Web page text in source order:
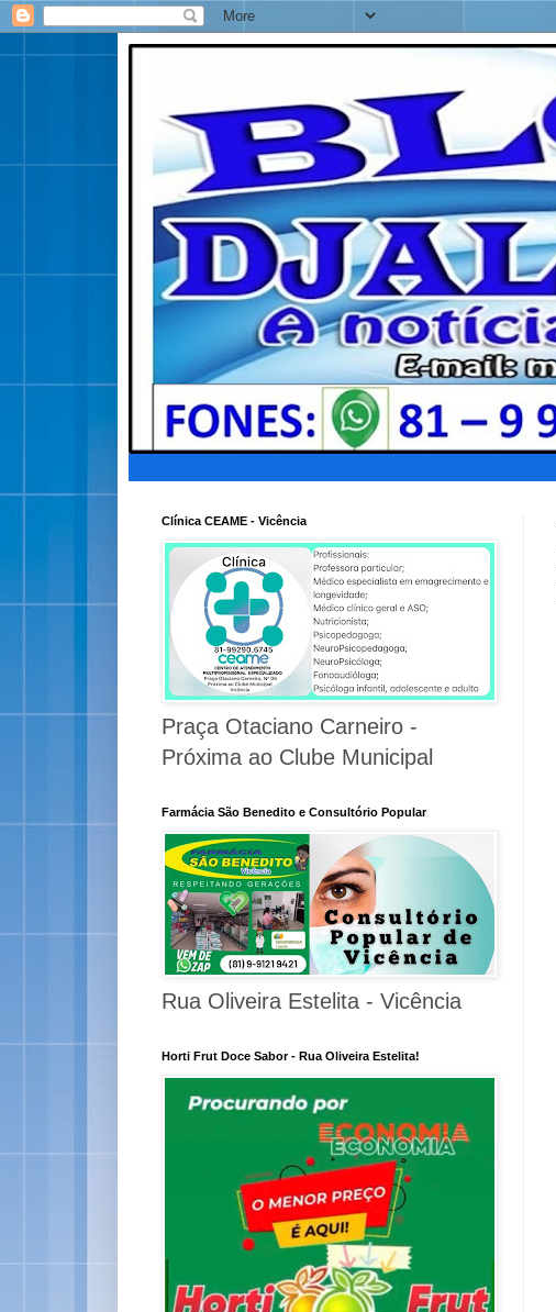
Clínica CEAME - Vicência
Praça Otaciano Carneiro -
Próxima ao Clube Municipal
Farmácia São Benedito e Consultório Popular
Rua Oliveira Estelita - Vicência
Horti Frut Doce Sabor - Rua Oliveira Estelita!